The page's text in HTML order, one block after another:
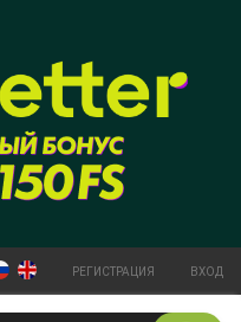
РЕГИСТРАЦИЯ ВХОД